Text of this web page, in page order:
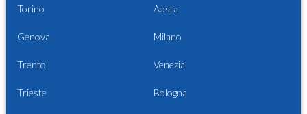
Torino Aosta
Genova Milano
Trento Venezia
Trieste Bologna